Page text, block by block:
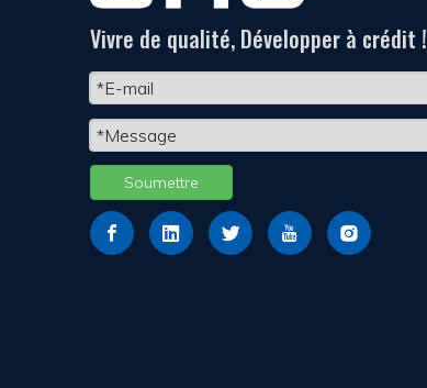
Vivre de qualité, Développer à crédit !
Soumettre